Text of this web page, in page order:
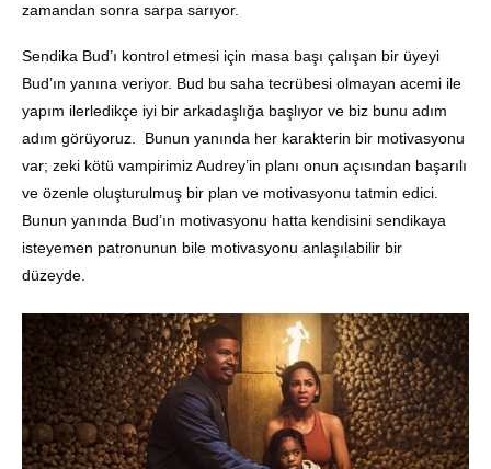
zamandan sonra sarpa sarıyor.
Sendika Bud’ı kontrol etmesi için masa başı çalışan bir üyeyi
Bud’ın yanına veriyor. Bud bu saha tecrübesi olmayan acemi ile
yapım ilerledikçe iyi bir arkadaşlığa başlıyor ve biz bunu adım
adım görüyoruz. Bunun yanında her karakterin bir motivasyonu
var; zeki kötü vampirimiz Audrey’in planı onun açısından başarılı
ve özenle oluşturulmuş bir plan ve motivasyonu tatmin edici.
Bunun yanında Bud’ın motivasyonu hatta kendisini sendikaya
isteyemen patronunun bile motivasyonu anlaşılabilir bir
düzeyde.